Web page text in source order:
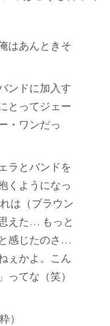
はあんときそ
ンドに加入す
とってジェー
・ワンだっ
ラとバンドを
くようになっ
は（ブラウン
えた… もっと
感じたのさ…
ぇかよ。こん
ってな（笑）
）